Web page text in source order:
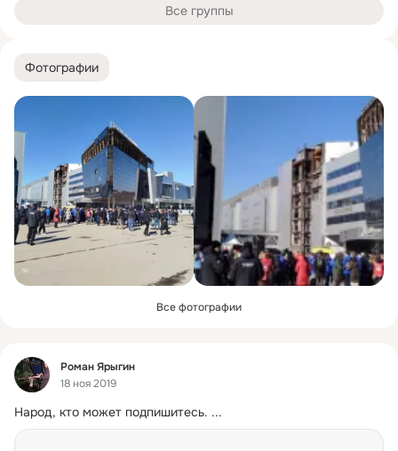
Фотографии
Все фотографии
Фид
Роман Ярыгин
18 ноя 2019
Народ, кто может подпишитесь. ...
Все группы